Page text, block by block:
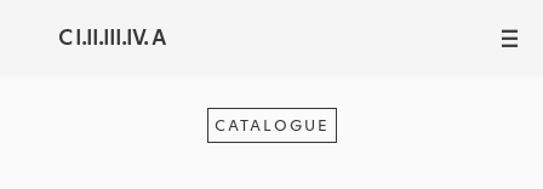
C I.II.III.IV. A III
CATALOGUE